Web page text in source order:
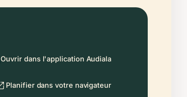
Ouvrir dans l'application Audiala
Planifier dans votre navigateur